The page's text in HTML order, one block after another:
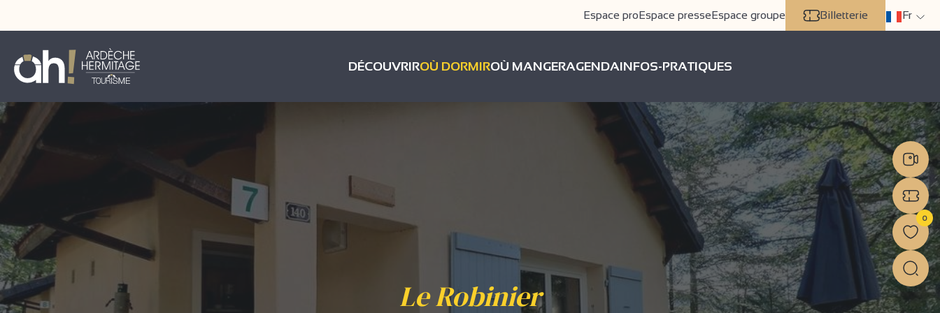
Espace proEspace presseEspace groupe Billetterie Fr
DÉCOUVRIROÙ DORMIROÙ MANGERAGENDAINFOS-PRATIQUES
Le Robinier
0